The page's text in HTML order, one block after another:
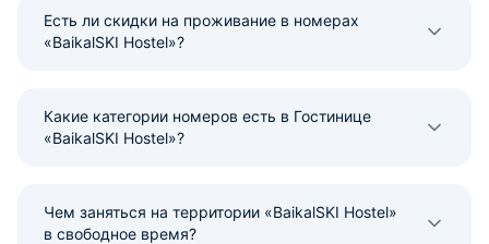
Есть ли скидки на проживание в номерах
«BaikalSKI Hostel»?
Какие категории номеров есть в Гостинице
«BaikalSKI Hostel»?
Чем заняться на территории «BaikalSKI Hostel»
в свободное время?